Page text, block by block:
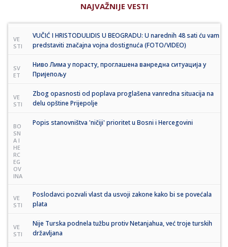
NAJVAŽNIJE VESTI
VE
STI
VUČIĆ I HRISTODULIDIS U BEOGRADU: U narednih 48 sati ću vam
predstaviti značajna vojna dostignuća (FOTO/VIDEO)
SV
ET
Ниво Лима у порасту, проглашена ванредна ситуација у
Пријепољу
VE
STI
Zbog opasnosti od poplava proglašena vanredna situacija na
delu opštine Prijepolje
BO
SN
A I
HE
RC
EG
OV
INA
Popis stanovništva 'ničiji' prioritet u Bosni i Hercegovini
VE
STI
Poslodavci pozvali vlast da usvoji zakone kako bi se povećala
plata
VE
STI
Nije Turska podnela tužbu protiv Netanjahua, već troje turskih
državljana